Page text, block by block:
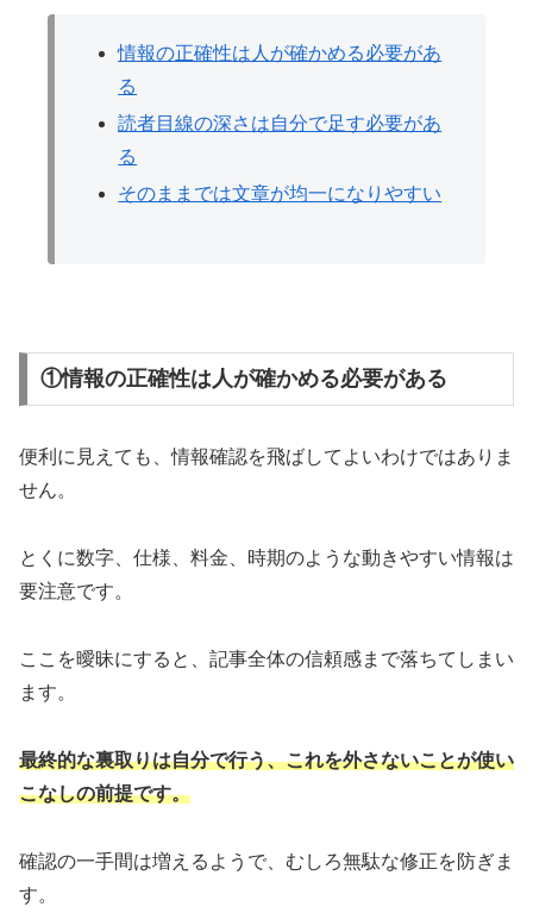
情報の正確性は人が確かめる必要があ
る
読者目線の深さは自分で足す必要があ
る
そのままでは文章が均一になりやすい
①情報の正確性は人が確かめる必要がある
便利に見えても、情報確認を飛ばしてよいわけではありま
せん。
とくに数字、仕様、料金、時期のような動きやすい情報は
要注意です。
ここを曖昧にすると、記事全体の信頼感まで落ちてしまい
ます。
最終的な裏取りは自分で行う、これを外さないことが使い
こなしの前提です。
確認の一手間は増えるようで、むしろ無駄な修正を防ぎま
す。